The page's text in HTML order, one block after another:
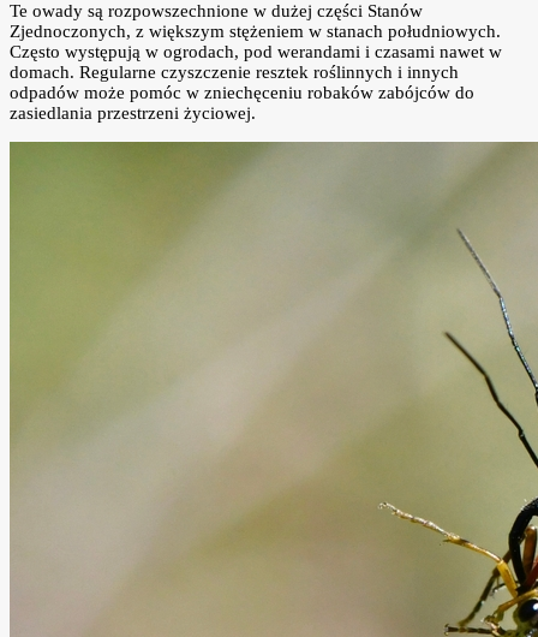
Te owady są rozpowszechnione w dużej części Stanów
Zjednoczonych, z większym stężeniem w stanach południowych.
Często występują w ogrodach, pod werandami i czasami nawet w
domach. Regularne czyszczenie resztek roślinnych i innych
odpadów może pomóc w zniechęceniu robaków zabójców do
zasiedlania przestrzeni życiowej.